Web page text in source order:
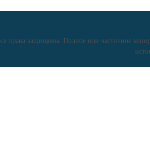
права защищены. Полное или частичное